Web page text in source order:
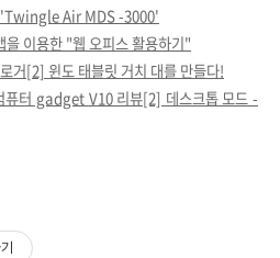
'Twingle Air MDS -3000'
이용한 "웹 오피스 활용하기"
거[2] 윈도 태블릿 거치 대를 만들다!
퓨터 gadget V10 리뷰[2] 데스크톱 모드 -